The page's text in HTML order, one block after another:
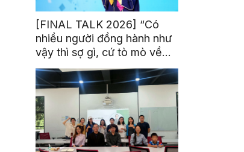
[FINAL TALK 2026] “Có
nhiều người đồng hành như
vậy thì sợ gì, cứ tò mò về
thế giới thôi”